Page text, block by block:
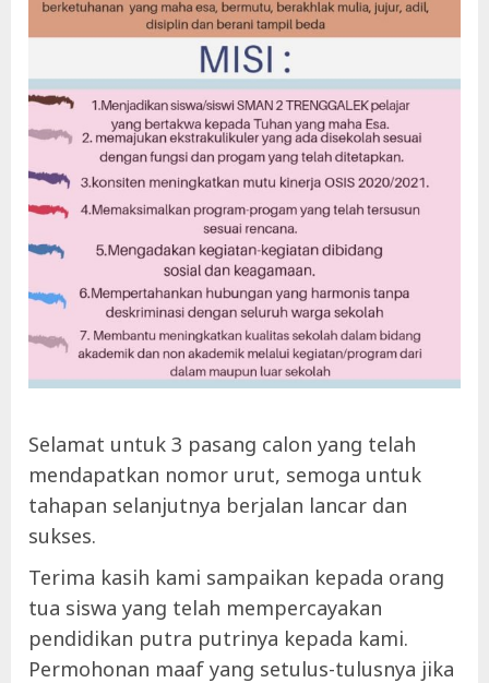
Selamat untuk 3 pasang calon yang telah
mendapatkan nomor urut, semoga untuk
tahapan selanjutnya berjalan lancar dan
sukses.
Terima kasih kami sampaikan kepada orang
tua siswa yang telah mempercayakan
pendidikan putra putrinya kepada kami.
Permohonan maaf yang setulus-tulusnya jika